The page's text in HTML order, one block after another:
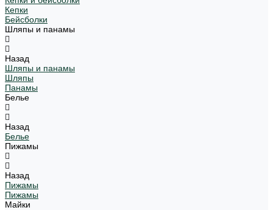
Кепки
Бейсболки
Шляпы и панамы
Назад
Шляпы и панамы
Шляпы
Панамы
Белье
Назад
Белье
Пижамы
Назад
Пижамы
Пижамы
Майки